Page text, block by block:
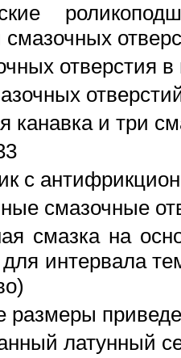
смазочных
отверстия
канавка и три
с
смазочные
смазка на
интервала
латунный